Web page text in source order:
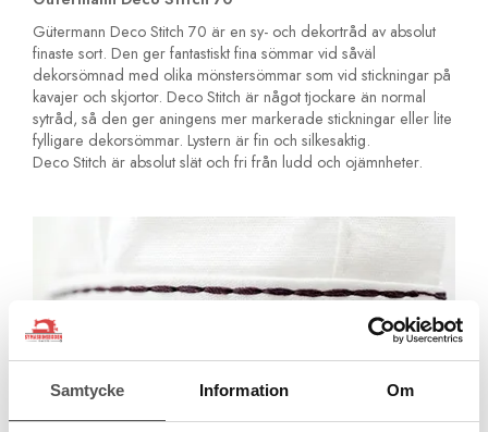
Samtycke Information Om
Gütermann Deco Stitch 70 är en sy- och dekortråd av absolut
finaste sort. Den ger fantastiskt fina sömmar vid såväl
dekorsömnad med olika mönstersömmar som vid stickningar på
kavajer och skjortor. Deco Stitch är något tjockare än normal
sytråd, så den ger aningens mer markerade stickningar eller lite
fylligare dekorsömmar. Lystern är fin och silkesaktig.
Deco Stitch är absolut slät och fri från ludd och ojämnheter.